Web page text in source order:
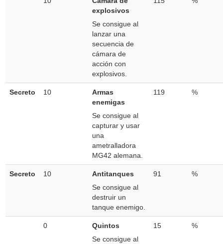
explosivos
Se consigue al
lanzar una
secuencia de
cámara de
acción con
explosivos.
Secreto 10
Armas
enemigas
Se consigue al
capturar y usar
una
ametralladora
MG42 alemana.
119 %
Secreto 10
Antitanques
Se consigue al
destruir un
tanque enemigo.
91 %
0
Quintos
Se consigue al
15 %